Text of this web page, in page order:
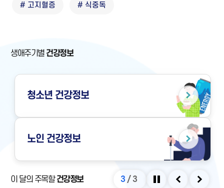
# 고지혈증 # 식중독
생애주기별 건강정보
청소년 건강정보
노인 건강정보
이 달의 주목할건강정보 3 /3